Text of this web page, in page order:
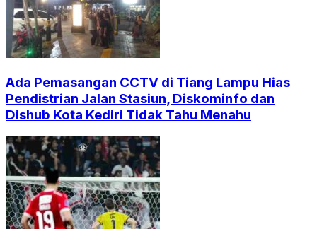
Ada Pemasangan CCTV di Tiang Lampu Hias
Pendistrian Jalan Stasiun, Diskominfo dan
Dishub Kota Kediri Tidak Tahu Menahu